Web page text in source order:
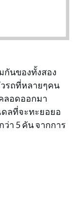
กันของทั้งสอง
รถที่หลายๆคน
ลอดออกมา
ดลที่จะทะยอยอ
า 5 คัน จากการ